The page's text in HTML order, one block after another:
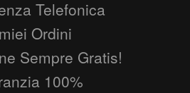
Telefonica
Ordini
Sempre Gratis!
100%